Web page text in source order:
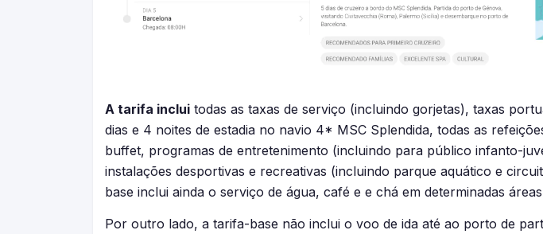
A tarifa inclui todas as taxas de serviço (incluindo gorjetas), taxas
dias e 4 noites de estadia no navio 4* MSC Splendida, todas as
buffet, programas de entretenimento (incluindo para público infanto-
instalações desportivas e recreativas (incluindo parque aquático e
base inclui ainda o serviço de água, café e e chá em determinadas
Por outro lado, a tarifa-base não inclui o voo de ida até ao porto de